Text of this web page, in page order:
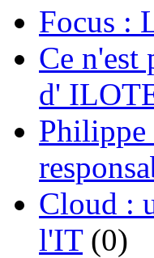
Focus :
Ce n'est
d'
Philippe
Cloud :
l'IT(0)